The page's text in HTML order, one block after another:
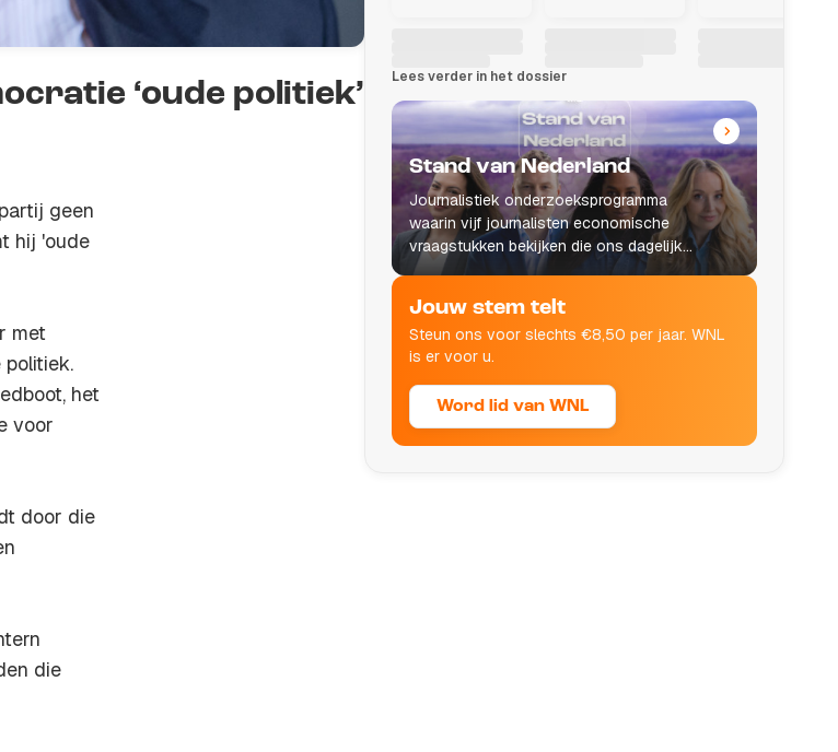
‘oude politiek’
geen
hij 'oude
met
het
voor
door die
die
Lees verder in het dossier
Stand van Nederland
Journalistiek onderzoeksprogramma
waarin vijf journalisten economische
vraagstukken bekijken die ons dagelijks
leven raken.
Jouw stem telt
Steun ons voor slechts €8,50 per jaar. WNL
is er voor u.
Word lid van WNL